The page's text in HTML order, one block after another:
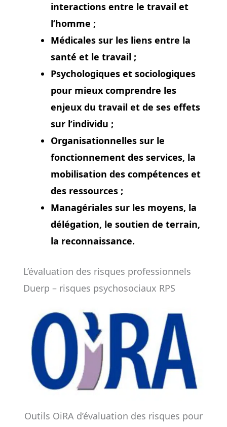
interactions entre le travail et
l’homme ;
Médicales sur les liens entre la
santé et le travail ;
Psychologiques et sociologiques
pour mieux comprendre les
enjeux du travail et de ses effets
sur l’individu ;
Organisationnelles sur le
fonctionnement des services, la
mobilisation des compétences et
des ressources ;
Managériales sur les moyens, la
délégation, le soutien de terrain,
la reconnaissance.
L’évaluation des risques professionnels
Duerp – risques psychosociaux RPS
Outils OiRA d’évaluation des risques pour